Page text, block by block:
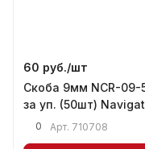
60 руб./шт
Скоба 9мм NCR-09-
за уп. (50шт)
0 Арт. 710708